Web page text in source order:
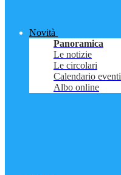
Novità
Panoramica
Le notizie
Le circolari
Calendario eventi
Albo online